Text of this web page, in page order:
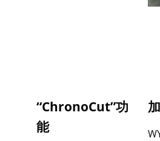
“ChronoCut”功
能